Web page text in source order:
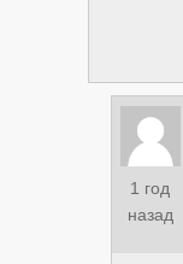
1 год
назад